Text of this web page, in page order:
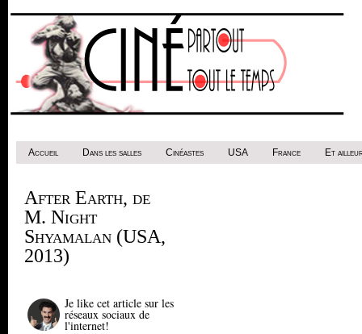
Accueil Dans les salles Cinéastes USA France Et
After Earth, de
M. Night
Shyamalan (USA,
2013)
Je like cet article sur les
réseaux sociaux de
l'internet!